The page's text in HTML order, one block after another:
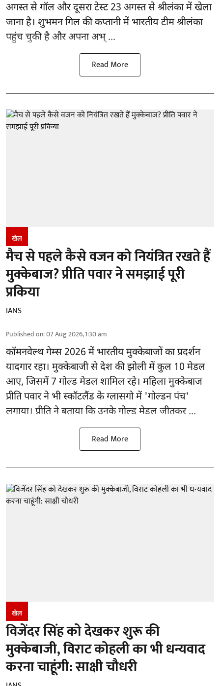
अगस्त से गॉल और दूसरा टेस्ट 23 अगस्त से श्रीलंका में खेला
जाना है। शुभमन गिल की कप्तानी में भारतीय टीम श्रीलंका
पहुंच चुकी है और अपना अभ् ...
Read More
खेल
मैच से पहले कैसे वजन को नियंत्रित रखते हैं
मुक्केबाज? प्रीति पवार ने समझाई पूरी
प्रकिया
IANS
Published on:07 Aug 2026, 1:30 am
कॉमनवेल्थ गेम्स 2026 में भारतीय मुक्केबाजों का प्रदर्शन
यादगार रहा। मुक्केबाजी से देश की झोली में कुल 10 मेडल
आए, जिसमें 7 गोल्ड मेडल शामिल रहे। महिला मुक्केबाज
प्रीति पवार ने भी स्कॉटलैंड के ग्लासगो में 'गोल्डन पंच'
लगाया। प्रीति ने बताया कि उनके गोल्ड मेडल जीतकर ...
Read More
खेल
विजेंदर सिंह को देखकर शुरू की
मुक्केबाजी, विराट कोहली का भी धन्यवाद
करना चाहूंगी: साक्षी चौधरी